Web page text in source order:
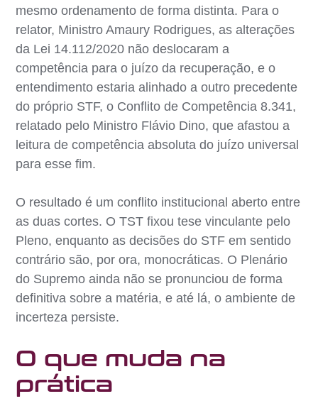
mesmo ordenamento de forma distinta. Para o
relator, Ministro Amaury Rodrigues, as alterações
da Lei 14.112/2020 não deslocaram a
competência para o juízo da recuperação, e o
entendimento estaria alinhado a outro precedente
do próprio STF, o Conflito de Competência 8.341,
relatado pelo Ministro Flávio Dino, que afastou a
leitura de competência absoluta do juízo universal
para esse fim.
O resultado é um conflito institucional aberto entre
as duas cortes. O TST fixou tese vinculante pelo
Pleno, enquanto as decisões do STF em sentido
contrário são, por ora, monocráticas. O Plenário
do Supremo ainda não se pronunciou de forma
definitiva sobre a matéria, e até lá, o ambiente de
incerteza persiste.
O que muda na
prática